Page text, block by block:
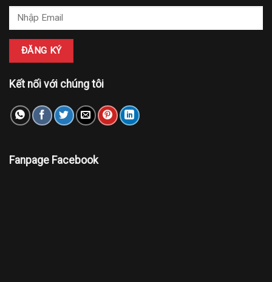
Kết nối với chúng tôi
Fanpage Facebook